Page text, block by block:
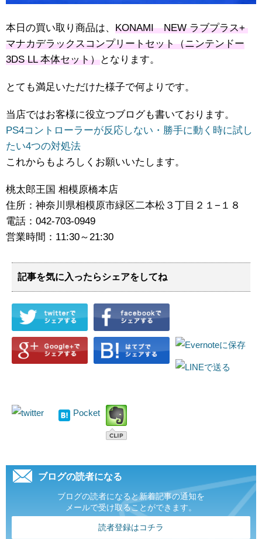
本日の買い取り商品は、 KONAMI NEW ​ラブプラス+ ​
マナカデラックスコンプリートセット（ニンテンドー
3DS LL 本体セット）となります。
とても満足いただけた様子で何よりです。
当店ではお客様に役立つブログも書いております。
PS4コントローラーが反応しない・勝手に動く時に試し
たい4つの対処法
これからもよろしくお願いいたします。
桃太郎王国 相模原橋本店
住所：神奈川県相模原市緑区二本松３丁目２１−１８
電話：042-703-0949
営業時間：11:30～21:30
記事を気に入ったらシェアをしてね
Pocket
ブログの読者になる
ブログの読者になると新着記事の通知を
メールで受け取ることができます。
読者登録はコチラ